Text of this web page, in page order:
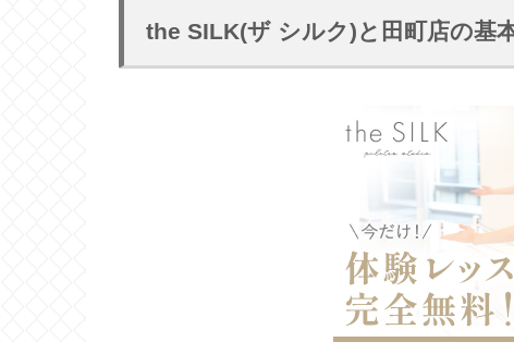
the SILK(ザ シルク)と田町店の基